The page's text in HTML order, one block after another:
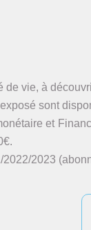
vie, à
sont
et
2023